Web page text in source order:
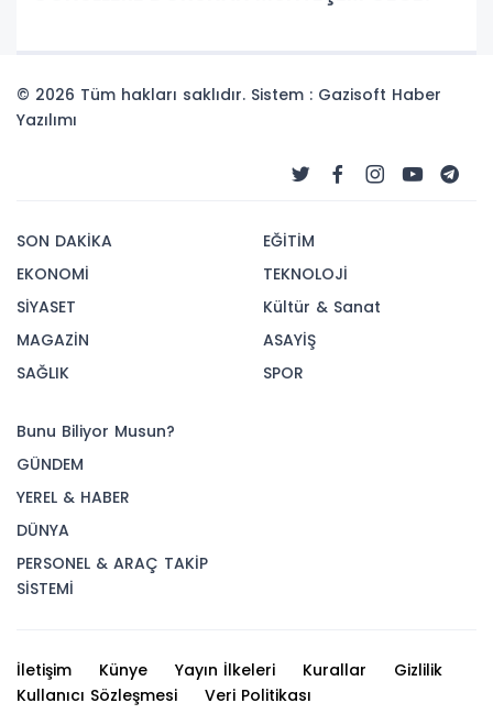
© 2026 Tüm hakları saklıdır. Sistem : Gazisoft Haber
Yazılımı
SON DAKİKA
EKONOMİ
SİYASET
MAGAZİN
SAĞLIK
EĞİTİM
TEKNOLOJİ
Kültür & Sanat
ASAYİŞ
SPOR
Bunu Biliyor Musun?
GÜNDEM
YEREL & HABER
DÜNYA
PERSONEL & ARAÇ TAKİP
SİSTEMİ
İletişim Künye Yayın İlkeleri Kurallar
Gizlilik
Kullanıcı Sözleşmesi
Veri Politikası